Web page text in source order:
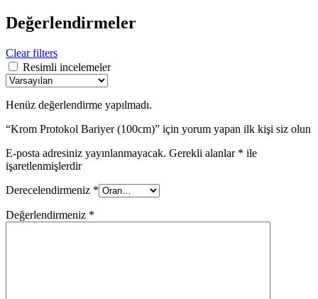
Değerlendirmeler
Clear filters
Resimli incelemeler
Henüz değerlendirme yapılmadı.
“Krom Protokol Bariyer (100cm)” için yorum yapan ilk kişi siz olun
E-posta adresiniz yayınlanmayacak. Gerekli alanlar * ile
işaretlenmişlerdir
Derecelendirmeniz *
Değerlendirmeniz *